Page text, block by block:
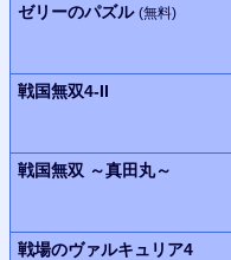
ゼリーのパズル (無料)
戦国無双4-II
戦国無双 ～真田丸～
戦場のヴァルキュリア4